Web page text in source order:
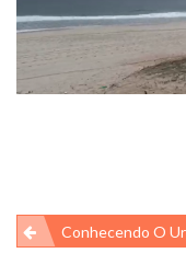
Navegação
Conhecendo O Urubu-De-Cabeça-Preta